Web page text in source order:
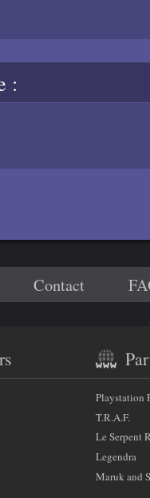
:
Contact
Playstation
T.R.A.F.
Le Serpent
Legendra
Maruk and